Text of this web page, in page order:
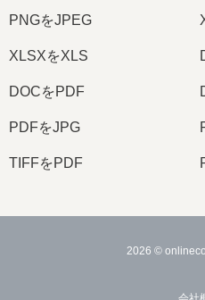
PNGをJPEG
XLSXをXLS
DOCをPDF
PDFをJPG
TIFFをPDF
2026 ©